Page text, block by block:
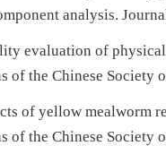
analysis.
evaluation of
of the Chinese Society
of yellow mealworm
of the Chinese